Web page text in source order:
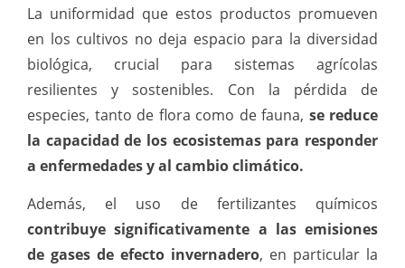
La uniformidad que estos productos promueven
en los cultivos no deja espacio para la diversidad
biológica, crucial para sistemas agrícolas
resilientes y sostenibles. Con la pérdida de
especies, tanto de flora como de fauna, se reduce
la capacidad de los ecosistemas para responder
a enfermedades y al cambio climático.
Además, el uso de fertilizantes químicos
contribuye significativamente a las emisiones
de gases de efecto invernadero, en particular la